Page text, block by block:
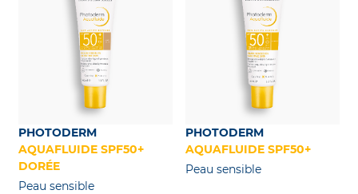
PHOTODERM
AQUAFLUIDE SPF50+
DORÉE
Peau sensible
PHOTODERM
AQUAFLUIDE SPF50+
Peau sensible